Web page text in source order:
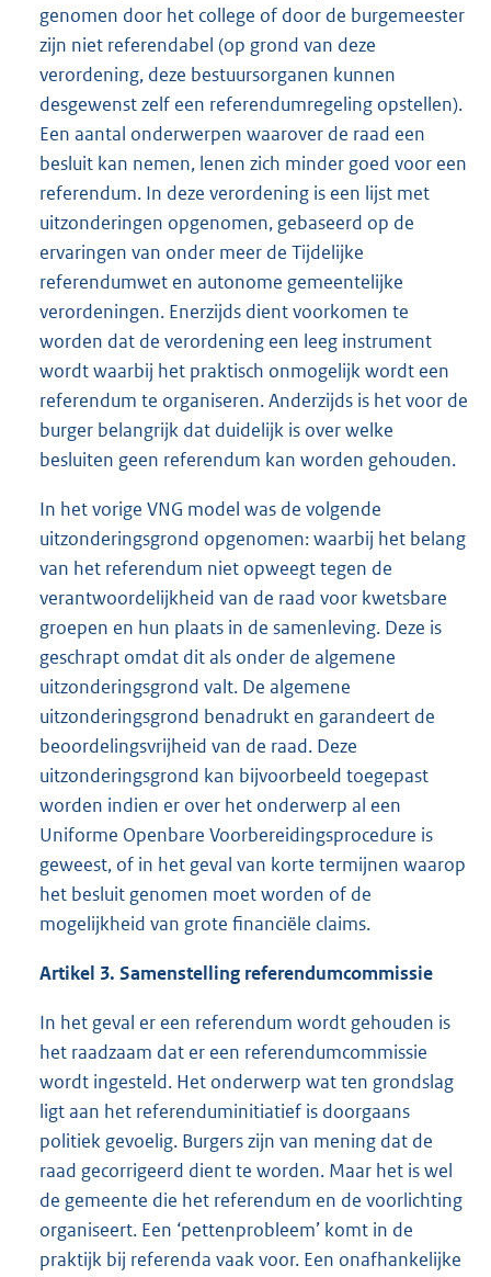
genomen door het college of door de burgemeester
zijn niet referendabel (op grond van deze
verordening, deze bestuursorganen kunnen
desgewenst zelf een referendumregeling opstellen).
Een aantal onderwerpen waarover de raad een
besluit kan nemen, lenen zich minder goed voor een
referendum. In deze verordening is een lijst met
uitzonderingen opgenomen, gebaseerd op de
ervaringen van onder meer de Tijdelijke
referendumwet en autonome gemeentelijke
verordeningen. Enerzijds dient voorkomen te
worden dat de verordening een leeg instrument
wordt waarbij het praktisch onmogelijk wordt een
referendum te organiseren. Anderzijds is het voor de
burger belangrijk dat duidelijk is over welke
besluiten geen referendum kan worden gehouden.
In het vorige VNG model was de volgende
uitzonderingsgrond opgenomen: waarbij het belang
van het referendum niet opweegt tegen de
verantwoordelijkheid van de raad voor kwetsbare
groepen en hun plaats in de samenleving. Deze is
geschrapt omdat dit als onder de algemene
uitzonderingsgrond valt. De algemene
uitzonderingsgrond benadrukt en garandeert de
beoordelingsvrijheid van de raad. Deze
uitzonderingsgrond kan bijvoorbeeld toegepast
worden indien er over het onderwerp al een
Uniforme Openbare Voorbereidingsprocedure is
geweest, of in het geval van korte termijnen waarop
het besluit genomen moet worden of de
mogelijkheid van grote financiële claims.
Artikel 3. Samenstelling referendumcommissie
In het geval er een referendum wordt gehouden is
het raadzaam dat er een referendumcommissie
wordt ingesteld. Het onderwerp wat ten grondslag
ligt aan het referenduminitiatief is doorgaans
politiek gevoelig. Burgers zijn van mening dat de
raad gecorrigeerd dient te worden. Maar het is wel
de gemeente die het referendum en de voorlichting
organiseert. Een ‘pettenprobleem’ komt in de
praktijk bij referenda vaak voor. Een onafhankelijke